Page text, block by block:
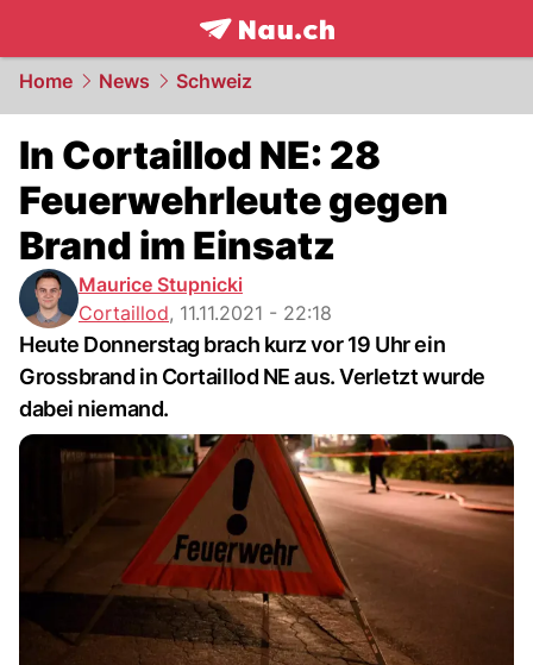
frontpage.NAU.ch
Home News Schweiz
In Cortaillod NE: 28
Feuerwehrleute gegen
Brand im Einsatz
Maurice Stupnicki
Cortaillod, 11.11.2021 - 22:18
Heute Donnerstag brach kurz vor 19 Uhr ein
Grossbrand in Cortaillod NE aus. Verletzt wurde
dabei niemand.